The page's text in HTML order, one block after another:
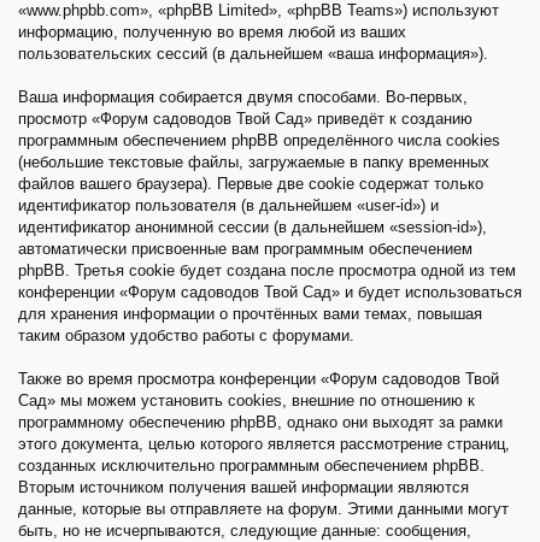
«www.phpbb.com», «phpBB Limited», «phpBB Teams») используют
информацию, полученную во время любой из ваших
пользовательских сессий (в дальнейшем «ваша информация»).
Ваша информация собирается двумя способами. Во-первых,
просмотр «Форум садоводов Твой Сад» приведёт к созданию
программным обеспечением phpBB определённого числа cookies
(небольшие текстовые файлы, загружаемые в папку временных
файлов вашего браузера). Первые две cookie содержат только
идентификатор пользователя (в дальнейшем «user-id») и
идентификатор анонимной сессии (в дальнейшем «session-id»),
автоматически присвоенные вам программным обеспечением
phpBB. Третья cookie будет создана после просмотра одной из тем
конференции «Форум садоводов Твой Сад» и будет использоваться
для хранения информации о прочтённых вами темах, повышая
таким образом удобство работы с форумами.
Также во время просмотра конференции «Форум садоводов Твой
Сад» мы можем установить cookies, внешние по отношению к
программному обеспечению phpBB, однако они выходят за рамки
этого документа, целью которого является рассмотрение страниц,
созданных исключительно программным обеспечением phpBB.
Вторым источником получения вашей информации являются
данные, которые вы отправляете на форум. Этими данными могут
быть, но не исчерпываются, следующие данные: сообщения,